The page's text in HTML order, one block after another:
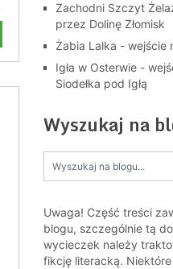
Zachodni Szczyt
przez Dolinę Złomisk
Żabia Lalka - wejście
Igła w Osterwie -
Siodełka pod Igłą
Wyszukaj na
Uwaga! Część treści
blogu, szczególnie tą
wycieczek należy
fikcję literacką. Niektóre